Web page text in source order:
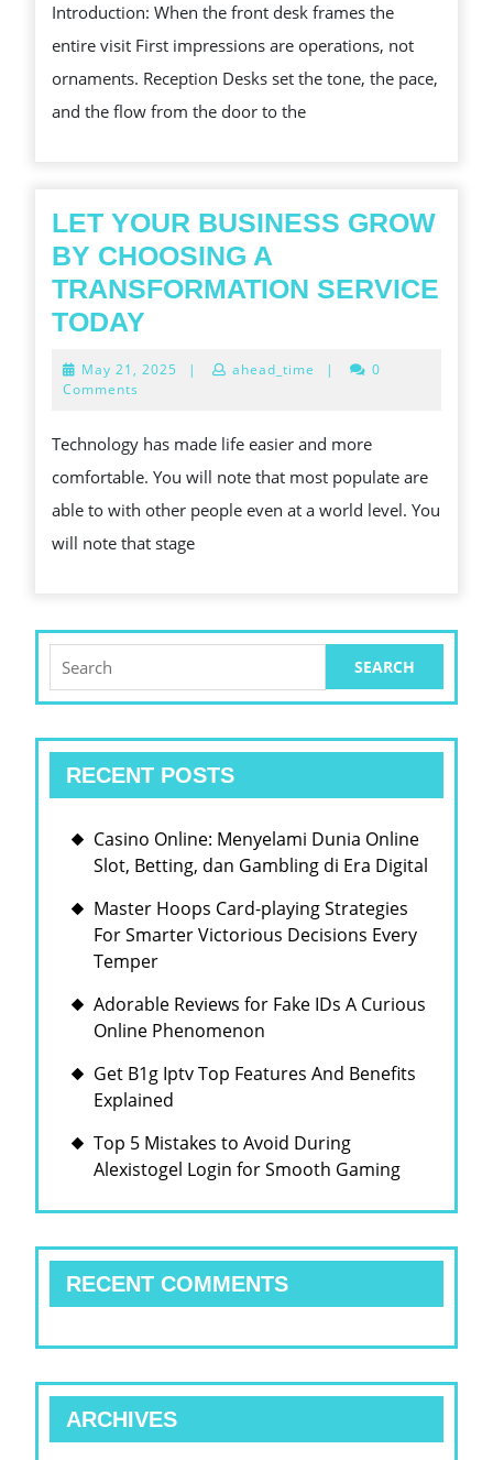
RECEPTION
DESKS
A
COMPARATIVE
SALONS
Introduction: When the front desk frames the
entire visit First impressions are operations, not
ornaments. Reception Desks set the tone, the pace,
and the flow from the door to the
LET YOUR BUSINESS GROW
BY CHOOSING A
TRANSFORMATION SERVICE
TODAY
BUSINESS
BY
CHOOSING
A
TRANSFORMATION
May 21, 2025 May
| ahead_time |
0
Comments
Technology has made life easier and more
comfortable. You will note that most populate are
able to with other people even at a world level. You
will note that stage
for:
RECENT POSTS
Casino Online: Menyelami Dunia Online
Slot, Betting, dan Gambling di Era Digital
Master Hoops Card-playing Strategies
For Smarter Victorious Decisions Every
Temper
Adorable Reviews for Fake IDs A Curious
Online Phenomenon
Get B1g Iptv Top Features And Benefits
Explained
Top 5 Mistakes to Avoid During
Alexistogel Login for Smooth Gaming
RECENT COMMENTS
ARCHIVES